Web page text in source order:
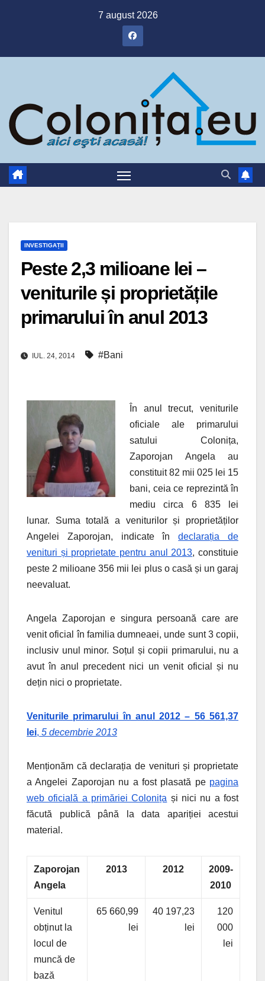
7 august 2026
INVESTIGAȚII
Peste 2,3 milioane lei –
veniturile și proprietățile
primarului în anul 2013
IUL. 24, 2014 #Bani
În anul trecut, veniturile
oficiale ale primarului
satului Colonița,
Zaporojan Angela au
constituit 82 mii 025 lei 15
bani, ceia ce reprezintă în
mediu circa 6 835 lei
lunar. Suma totală a veniturilor și proprietăților
Angelei Zaporojan, indicate îndeclarația de
venituri și proprietate pentru anul 2013, constituie
peste 2 milioane 356 mii lei plus o casă și un garaj
neevaluat.
Angela Zaporojan e singura persoană care are
venit oficial în familia dumneaei, unde sunt 3 copii,
inclusiv unul minor. Soțul și copii primarului, nu a
avut în anul precedent nici un venit oficial și nu
dețin nici o proprietate.
Veniturile primarului în anul 2012 – 56 561,37
lei, 5 decembrie 2013
Menționăm că declarația de venituri și proprietate
a Angelei Zaporojan nu a fost plasată pe pagina
web oficială a primăriei Colonița și nici nu a fost
făcută publică până la data apariției acestui
material.
Zaporojan
Angela
2013 2012
2009-
2010
Venitul
obținut la
locul de
muncă de
bază
65 660,99
lei
40 197,23
lei
120
000
lei